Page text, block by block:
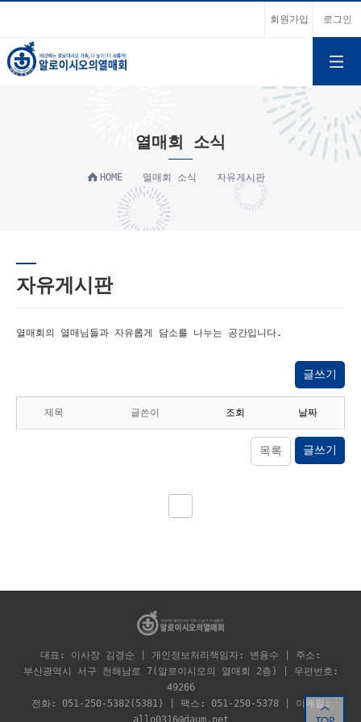
회원가입 로그인
열매회 소식
HOME 열매회 소식 자유게시판
자유게시판
열매회의 열매님들과 자유롭게 담소를 나누는 공간입니다.
글쓰기
제목 글쓴이 조회 날짜
목록 글쓰기
대표: 이사장 김경순 | 개인정보처리책임자: 변용수 | 주소:
부산광역시 서구 천해남로 7(알로이시오의 열매회 2층) | 우편번호:
49266
전화: 051-250-5382(5381) | 팩스: 051-250-5378 | 이메일:
allo0316@daum.net